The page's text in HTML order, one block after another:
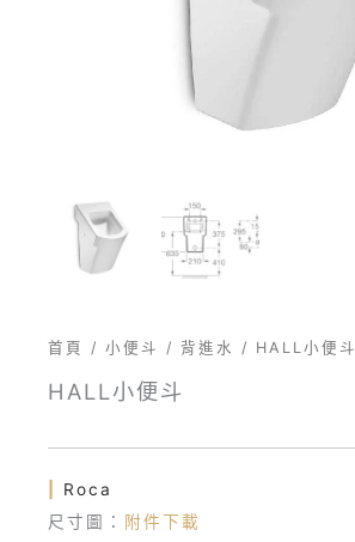
首頁 / 小便斗 / 背進水 / HALL小便斗
HALL小便斗
Roca
尺寸圖：
附件下載